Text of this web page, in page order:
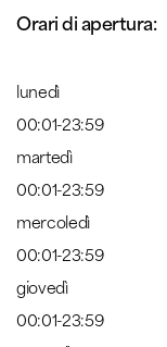
Orari di apertura:
lunedì
00:01-23:59
martedì
00:01-23:59
mercoledì
00:01-23:59
giovedì
00:01-23:59